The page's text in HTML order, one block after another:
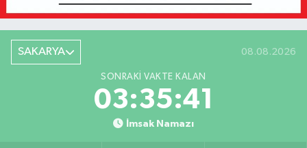
SAKARYA 08.08.2026
SONRAKI VAKTE KALAN
03:35:41
İmsak Namazı